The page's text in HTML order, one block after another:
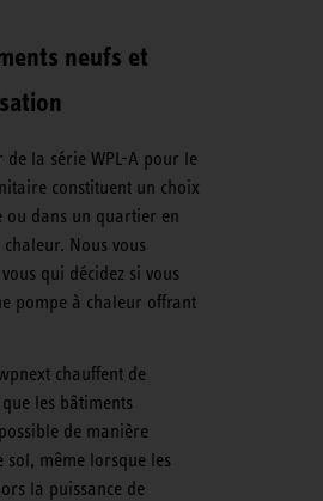
neufs et
la série WPL-A pour le
constituent un choix
ou dans un quartier en
Nous vous
qui décidez si vous
pompe à chaleur offrant
chauffent de
les bâtiments
de manière
sol, même lorsque les
la puissance de